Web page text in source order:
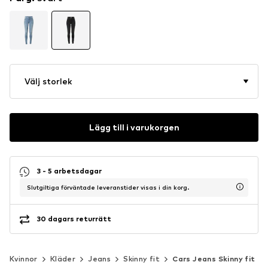
Välj storlek
Lägg till i varukorgen
3 - 5 arbetsdagar
Slutgiltiga förväntade leveranstider visas i din korg.
30 dagars returrätt
Kvinnor Kläder Jeans Skinny fit Cars Jeans Skinny fit